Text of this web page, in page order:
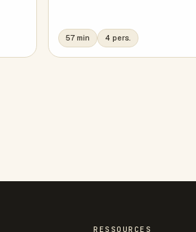
57 min 4 pers.
RESSOURCES